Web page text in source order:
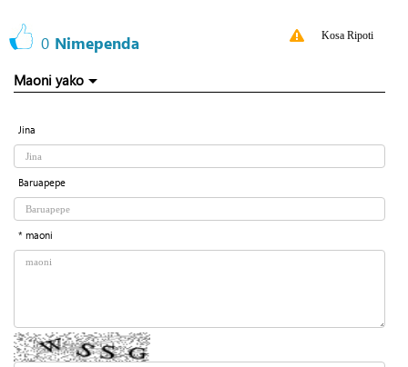
0 Nimependa Kosa Ripoti
Maoni yako
Jina
Baruapepe
* maoni